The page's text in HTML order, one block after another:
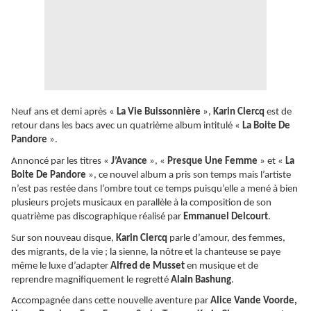
Neuf ans et demi après « La Vie Buissonnière », Karin Clercq est de
retour dans les bacs avec un quatrième album intitulé « La Boite De
Pandore ».
Annoncé par les titres « J’Avance », « Presque Une Femme » et « La
Boite De Pandore », ce nouvel album a pris son temps mais l’artiste
n’est pas restée dans l’ombre tout ce temps puisqu’elle a mené à bien
plusieurs projets musicaux en parallèle à la composition de son
quatrième pas discographique réalisé par Emmanuel Delcourt.
Sur son nouveau disque, Karin Clercq parle d’amour, des femmes,
des migrants, de la vie ; la sienne, la nôtre et la chanteuse se paye
même le luxe d’adapter Alfred de Musset en musique et de
reprendre magnifiquement le regretté Alain Bashung.
Accompagnée dans cette nouvelle aventure par Alice Vande Voorde,